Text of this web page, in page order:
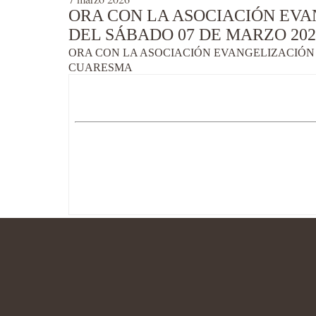
ORA CON LA ASOCIACIÓN
DEL SÁBADO 07 DE MARZO
ORA CON LA ASOCIACIÓN
CUARESMA